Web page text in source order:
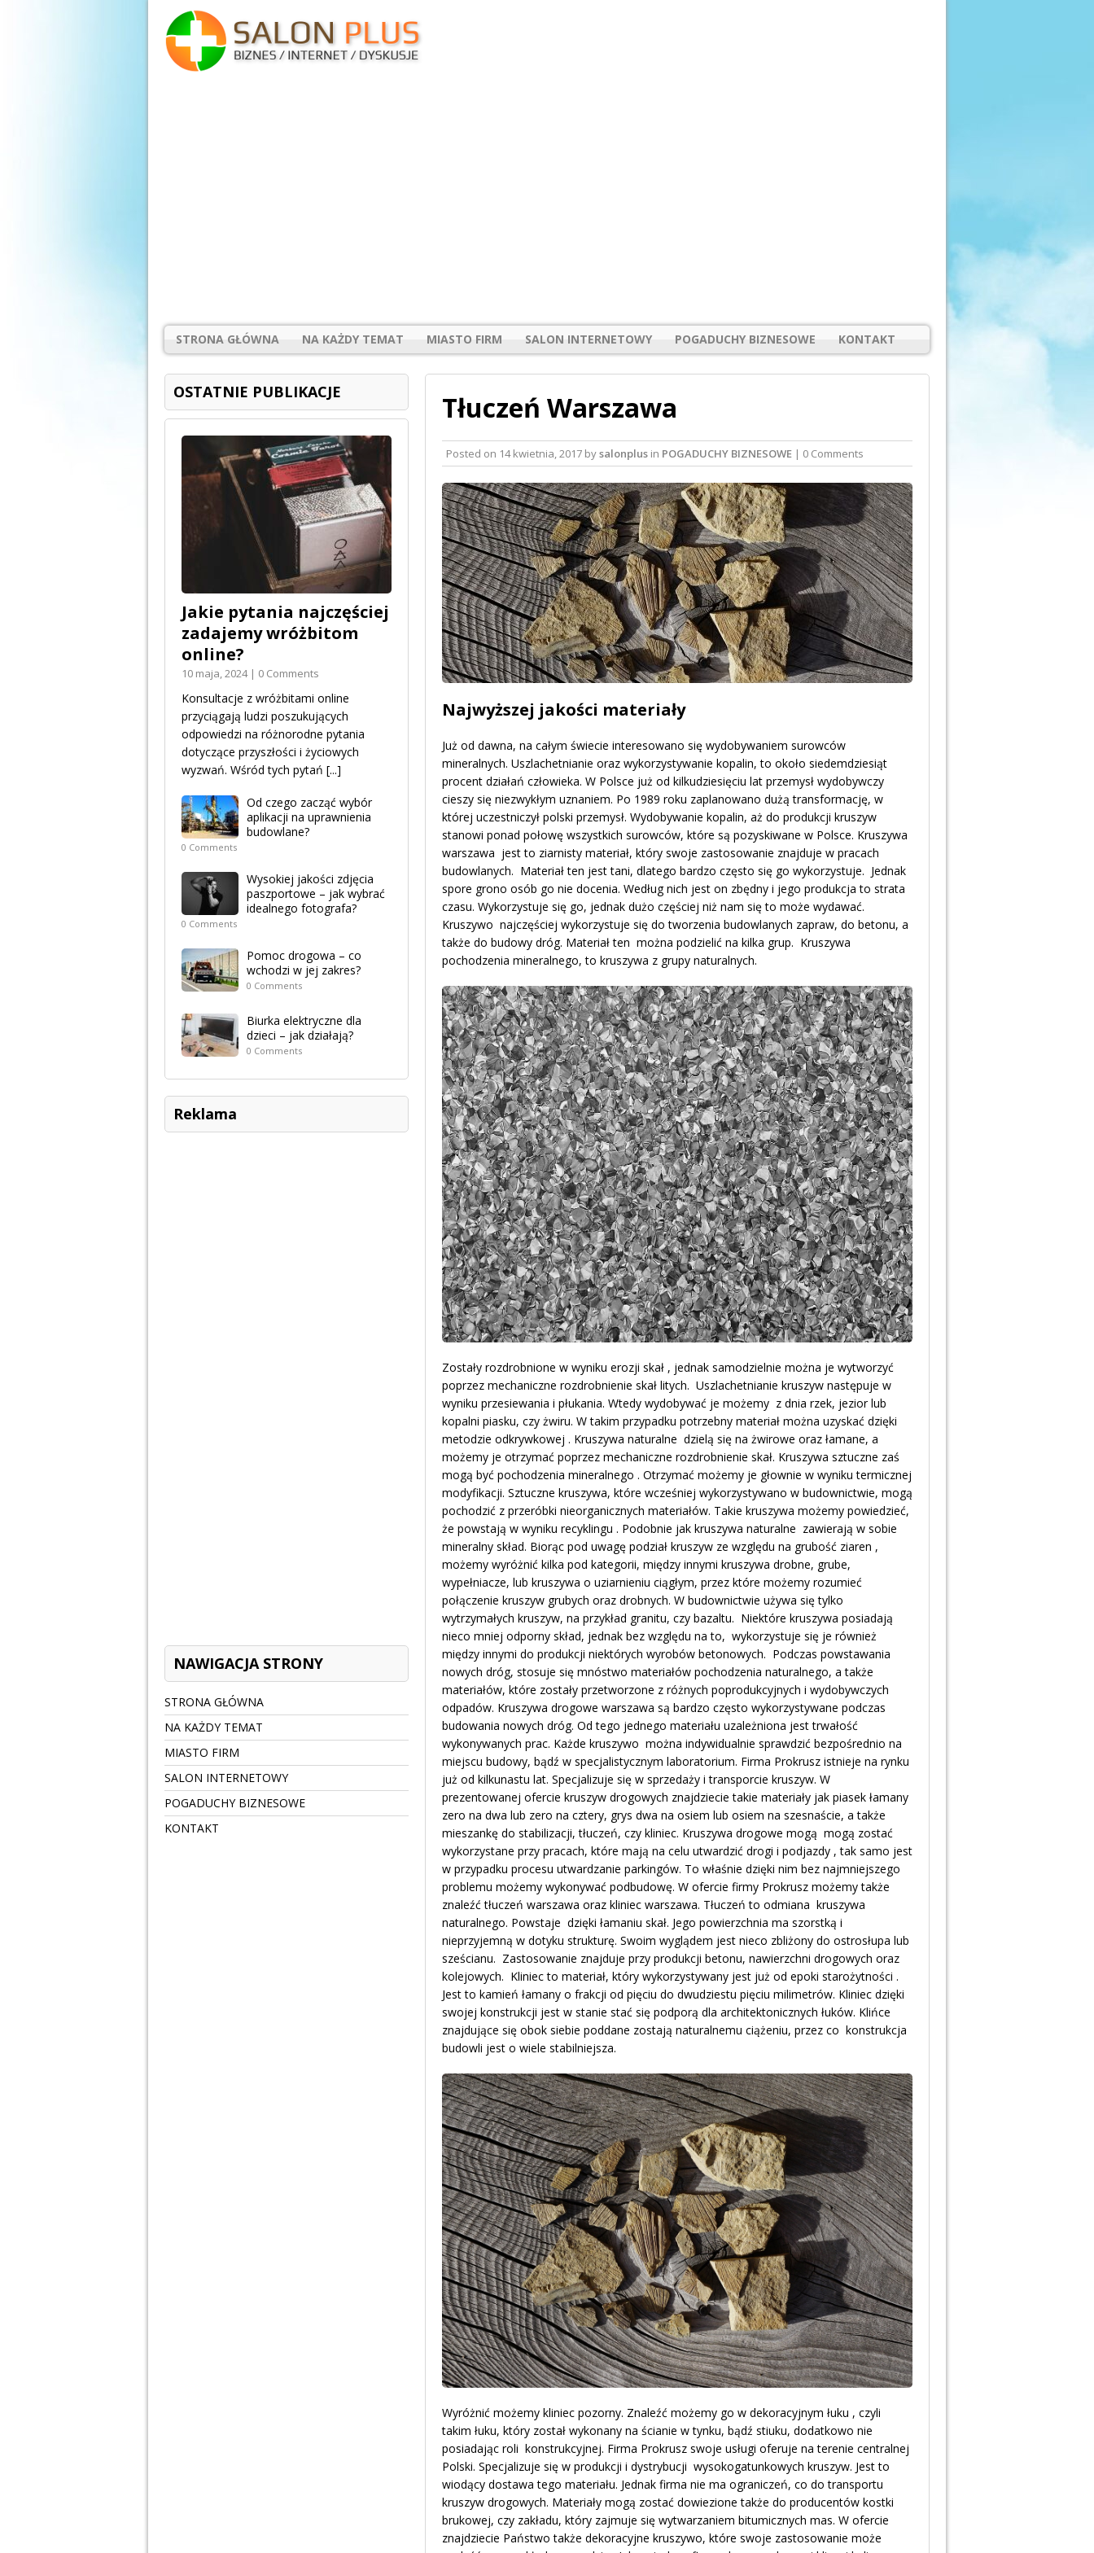
STRONA GŁÓWNA NA KAŻDY TEMAT MIASTO FIRM SALON INTERNETOWY POGADUCHY BIZNESOWE KONTAKT
Tłuczeń Warszawa
Posted on 14 kwietnia, 2017 bysalonplus in POGADUCHY BIZNESOWE | 0 Comments
Najwyższej jakości materiały
Już od dawna, na całym świecie interesowano się wydobywaniem surowców
mineralnych. Uszlachetnianie oraz wykorzystywanie kopalin, to około siedemdziesiąt
procent działań człowieka. W Polsce już od kilkudziesięciu lat przemysł wydobywczy
cieszy się niezwykłym uznaniem. Po 1989 roku zaplanowano dużą transformację, w
której uczestniczył polski przemysł. Wydobywanie kopalin, aż do produkcji kruszyw
stanowi ponad połowę wszystkich surowców, które są pozyskiwane w Polsce. Kruszywa
warszawa jest to ziarnisty materiał, który swoje zastosowanie znajduje w pracach
budowlanych. Materiał ten jest tani, dlatego bardzo często się go wykorzystuje. Jednak
spore grono osób go nie docenia. Według nich jest on zbędny i jego produkcja to strata
czasu. Wykorzystuje się go, jednak dużo częściej niż nam się to może wydawać.
Kruszywo najczęściej wykorzystuje się do tworzenia budowlanych zapraw, do betonu, a
także do budowy dróg. Materiał ten można podzielić na kilka grup. Kruszywa
pochodzenia mineralnego, to kruszywa z grupy naturalnych.
Zostały rozdrobnione w wyniku erozji skał , jednak samodzielnie można je wytworzyć
poprzez mechaniczne rozdrobnienie skał litych. Uszlachetnianie kruszyw następuje w
wyniku przesiewania i płukania. Wtedy wydobywać je możemy z dnia rzek, jezior lub
kopalni piasku, czy żwiru. W takim przypadku potrzebny materiał można uzyskać dzięki
metodzie odkrywkowej . Kruszywa naturalne dzielą się na żwirowe oraz łamane, a
możemy je otrzymać poprzez mechaniczne rozdrobnienie skał. Kruszywa sztuczne zaś
mogą być pochodzenia mineralnego . Otrzymać możemy je głownie w wyniku termicznej
modyfikacji. Sztuczne kruszywa, które wcześniej wykorzystywano w budownictwie, mogą
pochodzić z przeróbki nieorganicznych materiałów. Takie kruszywa możemy powiedzieć,
że powstają w wyniku recyklingu . Podobnie jak kruszywa naturalne zawierają w sobie
mineralny skład. Biorąc pod uwagę podział kruszyw ze względu na grubość ziaren ,
możemy wyróżnić kilka pod kategorii, między innymi kruszywa drobne, grube,
wypełniacze, lub kruszywa o uziarnieniu ciągłym, przez które możemy rozumieć
połączenie kruszyw grubych oraz drobnych. W budownictwie używa się tylko
wytrzymałych kruszyw, na przykład granitu, czy bazaltu. Niektóre kruszywa posiadają
nieco mniej odporny skład, jednak bez względu na to, wykorzystuje się je również
między innymi do produkcji niektórych wyrobów betonowych. Podczas powstawania
nowych dróg, stosuje się mnóstwo materiałów pochodzenia naturalnego, a także
materiałów, które zostały przetworzone z różnych poprodukcyjnych i wydobywczych
odpadów. Kruszywa drogowe warszawa są bardzo często wykorzystywane podczas
budowania nowych dróg. Od tego jednego materiału uzależniona jest trwałość
wykonywanych prac. Każde kruszywo można indywidualnie sprawdzić bezpośrednio na
miejscu budowy, bądź w specjalistycznym laboratorium. Firma Prokrusz istnieje na rynku
już od kilkunastu lat. Specjalizuje się w sprzedaży i transporcie kruszyw. W
prezentowanej ofercie kruszyw drogowych znajdziecie takie materiały jak piasek łamany
zero na dwa lub zero na cztery, grys dwa na osiem lub osiem na szesnaście, a także
mieszankę do stabilizacji, tłuczeń, czy kliniec. Kruszywa drogowe mogą mogą zostać
wykorzystane przy pracach, które mają na celu utwardzić drogi i podjazdy , tak samo jest
w przypadku procesu utwardzanie parkingów. To właśnie dzięki nim bez najmniejszego
problemu możemy wykonywać podbudowę. W ofercie firmy Prokrusz możemy także
znaleźć tłuczeń warszawa oraz kliniec warszawa. Tłuczeń to odmiana kruszywa
naturalnego. Powstaje dzięki łamaniu skał. Jego powierzchnia ma szorstką i
nieprzyjemną w dotyku strukturę. Swoim wyglądem jest nieco zbliżony do ostrosłupa lub
sześcianu. Zastosowanie znajduje przy produkcji betonu, nawierzchni drogowych oraz
kolejowych. Kliniec to materiał, który wykorzystywany jest już od epoki starożytności .
Jest to kamień łamany o frakcji od pięciu do dwudziestu pięciu milimetrów. Kliniec dzięki
swojej konstrukcji jest w stanie stać się podporą dla architektonicznych łuków. Klińce
znajdujące się obok siebie poddane zostają naturalnemu ciążeniu, przez co konstrukcja
budowli jest o wiele stabilniejsza.
Wyróżnić możemy kliniec pozorny. Znaleźć możemy go w dekoracyjnym łuku , czyli
takim łuku, który został wykonany na ścianie w tynku, bądź stiuku, dodatkowo nie
posiadając roli konstrukcyjnej. Firma Prokrusz swoje usługi oferuje na terenie centralnej
Polski. Specjalizuje się w produkcji i dystrybucji wysokogatunkowych kruszyw. Jest to
wiodący dostawa tego materiału. Jednak firma nie ma ograniczeń, co do transportu
kruszyw drogowych. Materiały mogą zostać dowiezione także do producentów kostki
brukowej, czy zakładu, który zajmuje się wytwarzaniem bitumicznych mas. W ofercie
znajdziecie Państwo także dekoracyjne kruszywo, które swoje zastosowanie może
OSTATNIE PUBLIKACJE
Jakie pytania najczęściej
zadajemy wróżbitom
online?
10 maja, 2024 | 0 Comments
Konsultacje z wróżbitami online
przyciągają ludzi poszukujących
odpowiedzi na różnorodne pytania
dotyczące przyszłości i życiowych
wyzwań. Wśród tych pytań [...]
Od czego zacząć wybór
aplikacji na uprawnienia
budowlane?
0 Comments
Wysokiej jakości zdjęcia
paszportowe – jak wybrać
idealnego fotografa?
0 Comments
Pomoc drogowa – co
wchodzi w jej zakres?
0 Comments
Biurka elektryczne dla
dzieci – jak działają?
0 Comments
Reklama
NAWIGACJA STRONY
STRONA GŁÓWNA
NA KAŻDY TEMAT
MIASTO FIRM
SALON INTERNETOWY
POGADUCHY BIZNESOWE
KONTAKT